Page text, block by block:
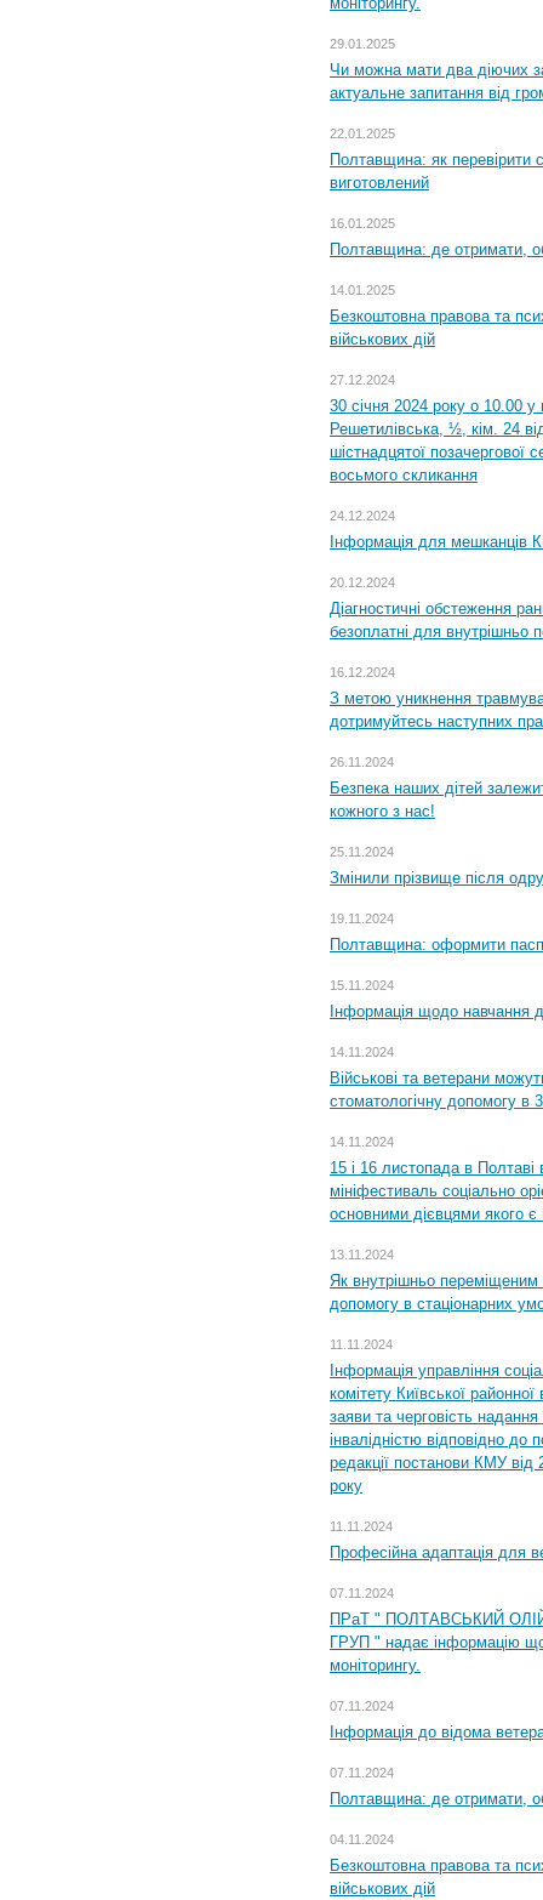
29.01.2025
Чи можна мати два діючих
актуальне запитання від
22.01.2025
Полтавщина: як перевірити
виготовлений
16.01.2025
Полтавщина: де отримати,
14.01.2025
Безкоштовна правова та
військових дій
27.12.2024
30 січня 2024 року о 10.00 у
Решетилівська, ½, кім. 24
шістнадцятої позачергової
восьмого скликання
24.12.2024
Інформація для мешканців
20.12.2024
Діагностичні обстеження
безоплатні для внутрішньо
16.12.2024
З метою уникнення
дотримуйтесь наступних
26.11.2024
Безпека наших дітей
кожного з нас!
25.11.2024
Змінили прізвище після
19.11.2024
Полтавщина: оформити
15.11.2024
Інформація щодо навчання
14.11.2024
Військові та ветерани
стоматологічну допомогу в
14.11.2024
15 і 16 листопада в
мініфестиваль соціально
основними дієвцями якого є
13.11.2024
Як внутрішньо переміщеним
допомогу в стаціонарних
11.11.2024
Інформація управління
комітету Київської
заяви та черговість надання
інвалідністю відповідно
редакції постанови КМУ
року
11.11.2024
Професійна адаптація для
07.11.2024
ПРаТ " ПОЛТАВСЬКИЙ
ГРУП " надає інформацію
моніторингу.
07.11.2024
Інформація до відома
07.11.2024
Полтавщина: де отримати,
04.11.2024
Безкоштовна правова та
військових дій